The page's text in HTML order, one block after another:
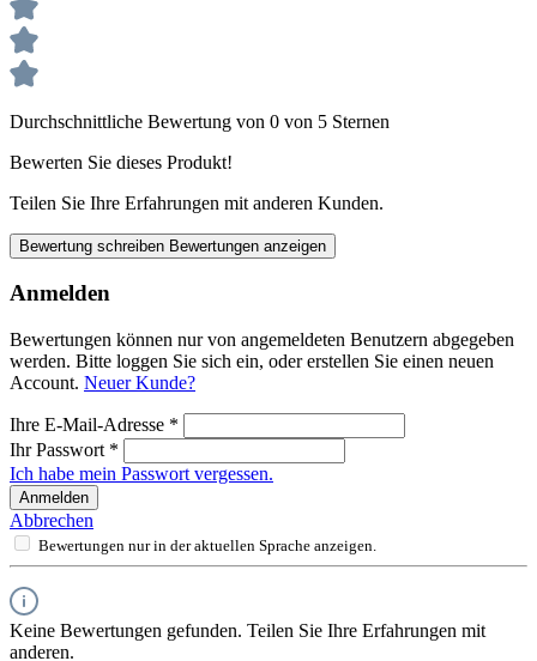
Durchschnittliche Bewertung von 0 von 5 Sternen
Bewerten Sie dieses Produkt!
Teilen Sie Ihre Erfahrungen mit anderen Kunden.
Bewertung schreiben Bewertungen anzeigen
Anmelden
Bewertungen können nur von angemeldeten Benutzern abgegeben
werden. Bitte loggen Sie sich ein, oder erstellen Sie einen neuen
Account. Neuer Kunde?
Ihre E-Mail-Adresse *
Ihr Passwort *
Ich habe mein Passwort vergessen.
Anmelden
Abbrechen
Bewertungen nur in der aktuellen Sprache anzeigen.
Keine Bewertungen gefunden. Teilen Sie Ihre Erfahrungen mit
anderen.